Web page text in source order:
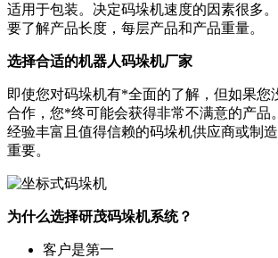
适用于包装。决定码垛机速度的因素很多
要了解产品长度，每层产品和产品重量。
选择合适的机器人码垛机厂家
即使您对码垛机有*全面的了解，但如果您
合作，您*终可能会获得非常不满意的产品
经验丰富且值得信赖的码垛机供应商或制
重要。
为什么选择研茂码垛机系统？
客户是第一